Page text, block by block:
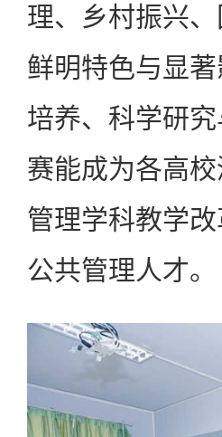
理、乡村振兴
鲜明特色与显
培养、科学研
赛能成为各高
管理学科教学
公共管理人才。